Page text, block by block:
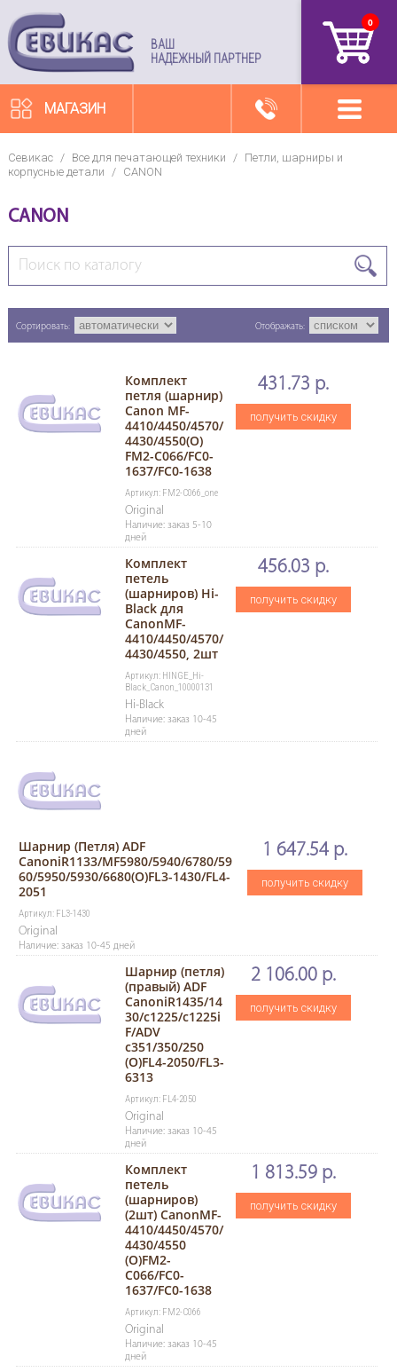
ВАШ
НАДЕЖНЫЙ ПАРТНЕР
0
МАГАЗИН
Севикас / Все для печатающей техники /
Петли, шарниры и
корпусные детали / CANON
CANON
Сортировать: Отображать:
Комплект
петля (шарнир)
Canon MF-
4410/4450/4570/
4430/4550(О)
FM2-C066/FC0-
1637/FC0-1638
Артикул: FM2-C066_one
Original
Наличие: заказ 5-10
дней
431.73 р.
получить скидку
Комплект
петель
(шарниров) Hi-
Black для
CanonMF-
4410/4450/4570/
4430/4550, 2шт
Артикул: HINGE_Hi-
Black_Canon_10000131
Hi-Black
Наличие: заказ 10-45
дней
456.03 р.
получить скидку
Шарнир (Петля) ADF
CanoniR1133/MF5980/5940/6780/59
60/5950/5930/6680(O)FL3-1430/FL4-
2051
Артикул: FL3-1430
Original
Наличие: заказ 10-45 дней
1 647.54 р.
получить скидку
Шарнир (петля)
(правый) ADF
CanoniR1435/14
30/c1225/c1225i
F/ADV
c351/350/250
(O)FL4-2050/FL3-
6313
Артикул: FL4-2050
Original
Наличие: заказ 10-45
дней
2 106.00 р.
получить скидку
Комплект
петель
(шарниров)
(2шт) CanonMF-
4410/4450/4570/
4430/4550
(O)FM2-
C066/FC0-
1637/FC0-1638
Артикул: FM2-C066
Original
Наличие: заказ 10-45
дней
1 813.59 р.
получить скидку